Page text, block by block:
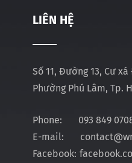
LIÊN HỆ
Số 11, Đường 13, Cư
Phường Phú Lâm, Tp.
Phone:
093 849
E-mail:
Facebook: